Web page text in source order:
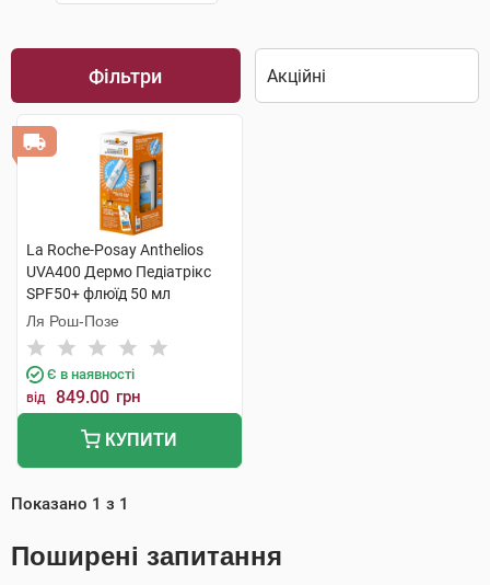
Фільтри
La Roche-Posay Anthelios
UVA400 Дермо Педіатрікс
SPF50+ флюїд 50 мл
+Термальна вода 50 мл 1
набір
Ля Рош-Позе
Є в наявності
від 849.00 грн
КУПИТИ
Показано 1 з 1
Поширені запитання